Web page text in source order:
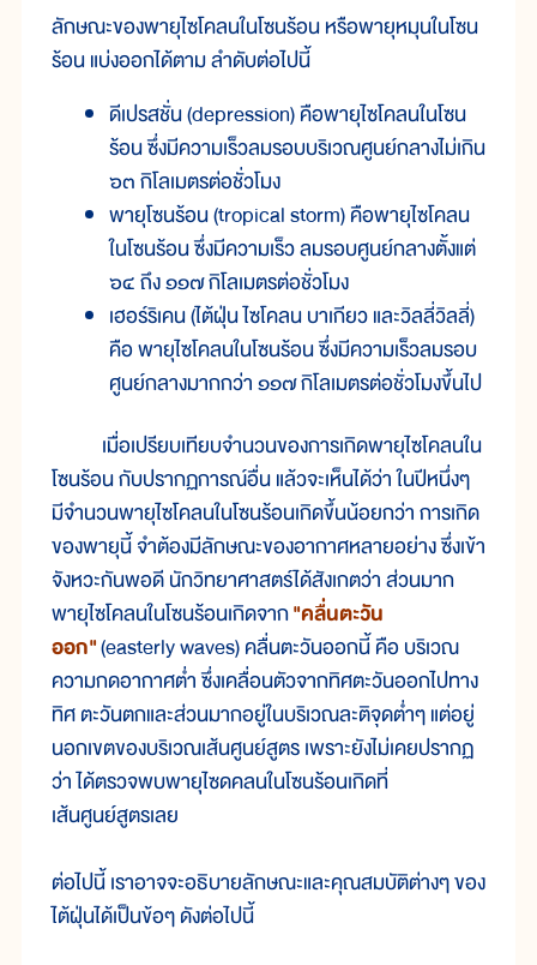
ลักษณะของพายุไซโคลนในโซนร้อน หรือพายุหมุนในโซน
ร้อน แบ่งออกได้ตาม ลำดับต่อไปนี้
ดีเปรสชั่น (depression) คือพายุไซโคลนในโซน
ร้อน ซึ่งมีความเร็วลมรอบบริเวณศูนย์กลางไม่เกิน
๖๓ กิโลเมตรต่อชั่วโมง
พายุโซนร้อน (tropical storm) คือพายุไซโคลน
ในโซนร้อน ซึ่งมีความเร็ว ลมรอบศูนย์กลางตั้งแต่
๖๔ ถึง ๑๑๗ กิโลเมตรต่อชั่วโมง
เฮอร์ริเคน (ไต้ฝุ่น ไซโคลน บาเกียว และวิลลี่วิลลี่)
คือ พายุไซโคลนในโซนร้อน ซึ่งมีความเร็วลมรอบ
ศูนย์กลางมากกว่า ๑๑๗ กิโลเมตรต่อชั่วโมงขึ้นไป
เมื่อเปรียบเทียบจำนวนของการเกิดพายุไซโคลนใน
โซนร้อน กับปรากฏการณ์อื่น แล้วจะเห็นได้ว่า ในปีหนึ่งๆ
มีจำนวนพายุไซโคลนในโซนร้อนเกิดขึ้นน้อยกว่า การเกิด
ของพายุนี้ จำต้องมีลักษณะของอากาศหลายอย่าง ซึ่งเข้า
จังหวะกันพอดี นักวิทยาศาสตร์ได้สังเกตว่า ส่วนมาก
พายุไซโคลนในโซนร้อนเกิดจาก"คลื่นตะวัน
ออก"(easterly waves) คลื่นตะวันออกนี้ คือ บริเวณ
ความกดอากาศต่ำ ซึ่งเคลื่อนตัวจากทิศตะวันออกไปทาง
ทิศ ตะวันตกและส่วนมากอยู่ในบริเวณละติจุดต่ำๆ แต่อยู่
นอกเขตของบริเวณเส้นศูนย์สูตร เพราะยังไม่เคยปรากฏ
ว่า ได้ตรวจพบพายุไซดคลนในโซนร้อนเกิดที่
เส้นศูนย์สูตรเลย
ต่อไปนี้ เราอาจจะอธิบายลักษณะและคุณสมบัติต่างๆ ของ
ไต้ฝุ่นได้เป็นข้อๆ ดังต่อไปนี้